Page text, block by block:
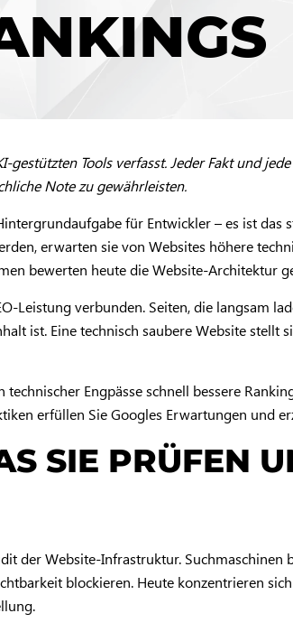
gestützten Tools verfasst. Jeder Fakt und
Note zu gewährleisten.
für Entwickler – es ist
erwarten sie von Websites höhere
bewerten heute die Website-Architektur
Leistung verbunden. Seiten, die langsam
ist. Eine technisch saubere Website stellt
Engpässe schnell bessere
erfüllen Sie Googles Erwartungen und
SIE PRÜFEN
der Website-Infrastruktur.
blockieren. Heute konzentrieren